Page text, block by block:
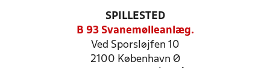
SPILLESTED
B 93 Svanemølleanlæg.
Ved Sporsløjfen 10
2100 København Ø